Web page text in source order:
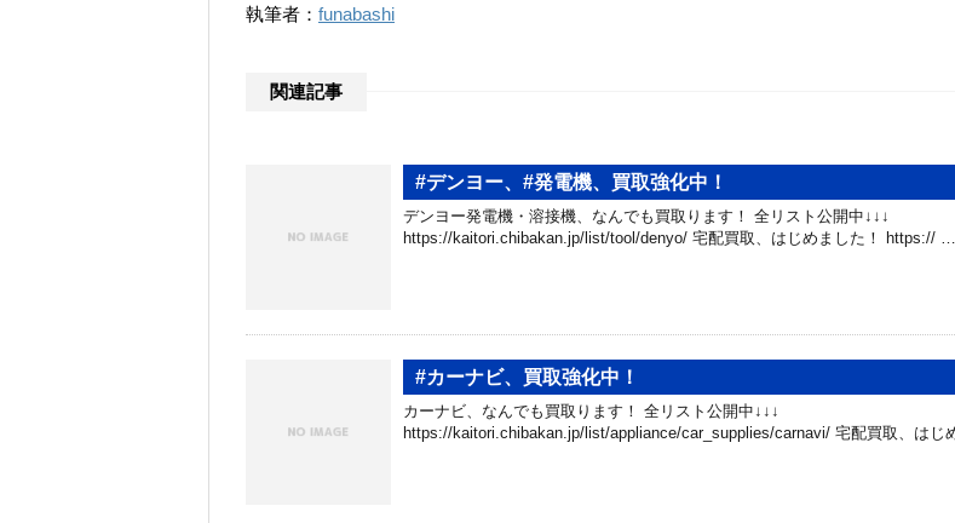
執筆者： funabashi
関連記事
#デンヨー、#発電機、買取強化中！
デンヨー発電機・溶接機、なんでも買取ります！ 全リスト公開中↓↓↓
https://kaitori.chibakan.jp/list/tool/denyo/ 宅配買取、はじめました！ https:// …
#カーナビ、買取強化中！
カーナビ、なんでも買取ります！ 全リスト公開中↓↓↓
https://kaitori.chibakan.jp/list/appliance/car_supplies/carnavi/ 宅配買取、はじ